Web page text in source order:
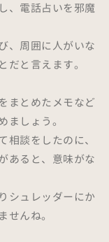
し、電話占いを邪魔
、周囲に人がいな
と言えます。
まとめたメモなど
しょう。
談をしたのに、
あると、意味がな
シュレッダーにか
んね。